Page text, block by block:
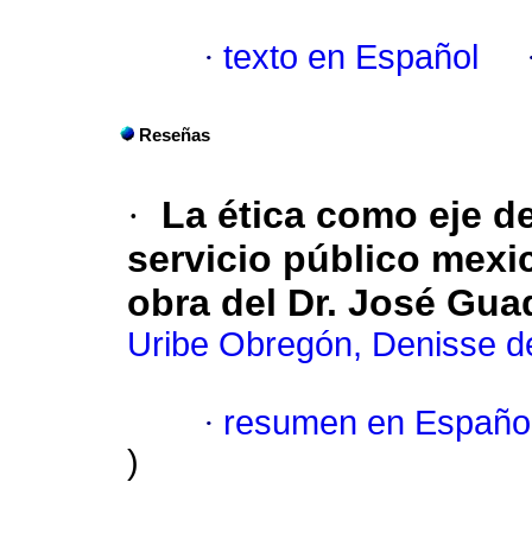
· texto en Español
Reseñas
·
La ética como eje
servicio público
obra del Dr. José
Uribe Obregón, Denisse
· resumen en
)